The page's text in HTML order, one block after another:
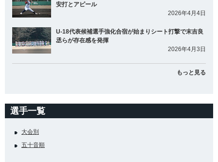
安打とアピール
2026年4月4日
U-18代表候補選手強化合宿が始まりシート打撃で末吉良
丞らが存在感を発揮
2026年4月3日
もっと見る
選手一覧
大会別
五十音順